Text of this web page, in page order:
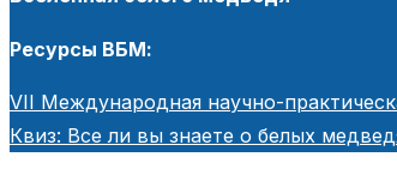
Ресурсы ВБМ:
VII Международная научно-
Квиз: Все ли вы знаете о белых